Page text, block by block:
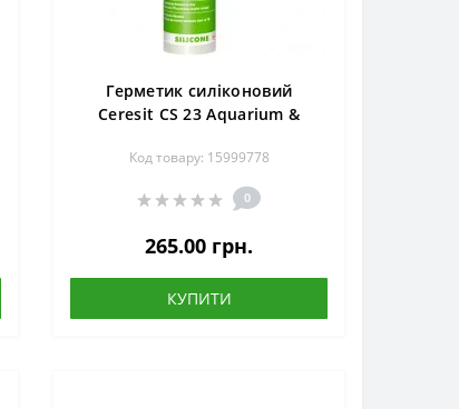
Герметик силіконовий
Ceresit CS 23 Aquarium &
Код товару: 15999778
0
265.00 грн.
КУПИТИ